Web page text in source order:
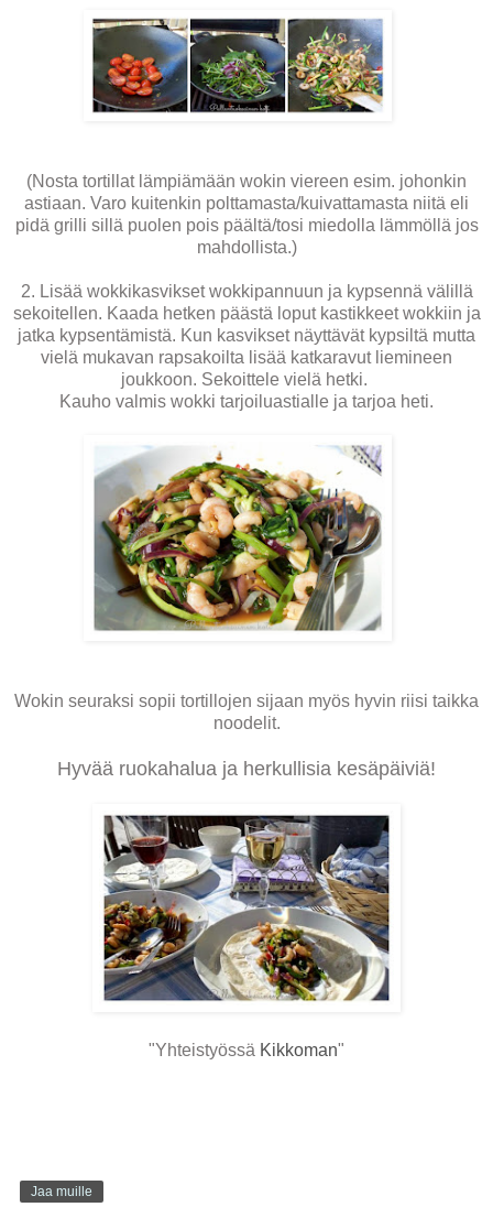
(Nosta tortillat lämpiämään wokin viereen esim. johonkin
astiaan. Varo kuitenkin polttamasta/kuivattamasta niitä eli
pidä grilli sillä puolen pois päältä/tosi miedolla lämmöllä jos
mahdollista.)
2. Lisää wokkikasvikset wokkipannuun ja kypsennä välillä
sekoitellen. Kaada hetken päästä loput kastikkeet wokkiin ja
jatka kypsentämistä. Kun kasvikset näyttävät kypsiltä mutta
vielä mukavan rapsakoilta lisää katkaravut liemineen
joukkoon. Sekoittele vielä hetki.
Kauho valmis wokki tarjoiluastialle ja tarjoa heti.
Wokin seuraksi sopii tortillojen sijaan myös hyvin riisi taikka
noodelit.
Hyvää ruokahalua ja herkullisia kesäpäiviä!
"Yhteistyössä Kikkoman"
Jaa muille